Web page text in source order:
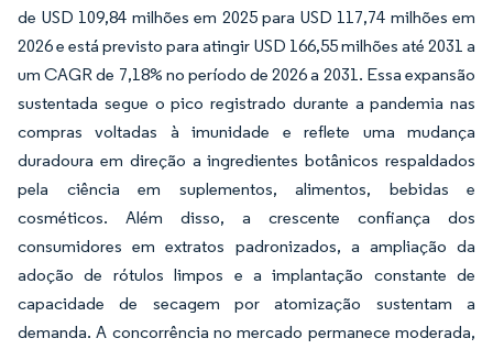
de USD 109,84 milhões em 2025 para USD 117,74 milhões em
2026 e está previsto para atingir USD 166,55 milhões até 2031 a
um CAGR de 7,18% no período de 2026 a 2031. Essa expansão
sustentada segue o pico registrado durante a pandemia nas
compras voltadas à imunidade e reflete uma mudança
duradoura em direção a ingredientes botânicos respaldados
pela ciência em suplementos, alimentos, bebidas e
cosméticos. Além disso, a crescente confiança dos
consumidores em extratos padronizados, a ampliação da
adoção de rótulos limpos e a implantação constante de
capacidade de secagem por atomização sustentam a
demanda. A concorrência no mercado permanece moderada,